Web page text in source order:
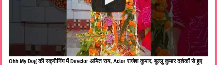
Ohh My Dog की स्क्रीनिंग में Director अमित राय, Actor राजेश कुमार, बुल्लु कुमार दर्शकों से हुए